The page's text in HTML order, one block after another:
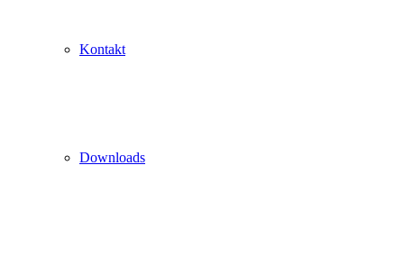
Kontakt
Downloads